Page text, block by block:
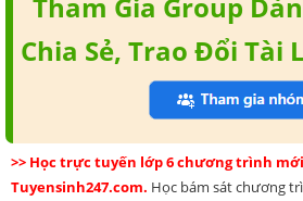
Tham Gia Group
Chia Sẻ, Trao Đổi Tài
>> Học trực tuyến lớp 6 chương trình
Tuyensinh247.com. Học bám sát chương